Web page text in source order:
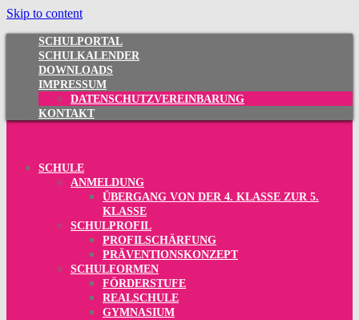
Skip to content
SCHULPORTAL
SCHULKALENDER
DOWNLOADS
IMPRESSUM
DATENSCHUTZVEREINBARUNG
KONTAKT
SCHULE
ANMELDUNG
ÜBERGANG VON DER 4. KLASSE ZUR 5.
KLASSE
SCHULPROFIL
PROFILSCHÄRFUNG
PRÄVENTIONSKONZEPT
SCHULFORMEN
FÖRDERSTUFE
REALSCHULE
GYMNASIUM